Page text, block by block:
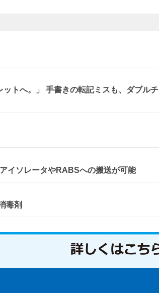
トへ。」 手書きの転記ミスも、ダブル
イソレータやRABSへの搬送が可能
毒剤